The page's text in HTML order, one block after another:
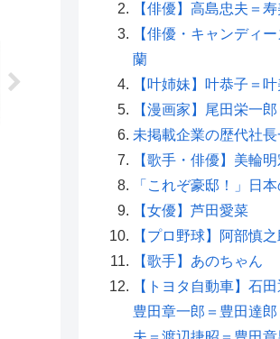
【俳優】高島忠夫＝
【俳優・キャンディ
蘭
【叶姉妹】叶恭子＝
【漫画家】尾田栄一郎
未掲載企業の歴代社長
【歌手・俳優】美輪明
「これぞ豪邸！」日
【女優】芦田愛菜
【プロ野球】阿部慎之
【歌手】あのちゃん
【トヨタ自動車】石
豊田章一郎＝豊田達